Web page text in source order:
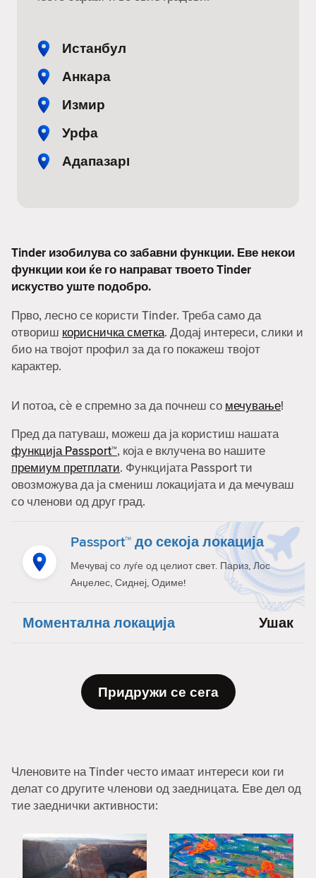
Истанбул
Анкара
Измир
Урфа
Адапазарı
Tinder изобилува со забавни функции. Еве некои
функции кои ќе го направат твоето Tinder
искуство уште подобро.
Прво, лесно се користи Tinder. Треба само да
отвориш корисничка сметка. Додај интереси, слики и
био на твојот профил за да го покажеш твојот
карактер.
И потоа, сè е спремно за да почнеш со мечување!
Пред да патуваш, можеш да ја користиш нашата
функција Passport™, која е вклучена во нашите
премиум претплати. Функцијата Passport ти
овозможува да ја смениш локацијата и да мечуваш
со членови од друг град.
Passport™ до секоја локација
Мечувај со луѓе од целиот свет. Париз, Лос
Анџелес, Сиднеј, Одиме!
Моментална локација Ушак
Придружи се сега
Членовите на Tinder често имаат интереси кои ги
делат со другите членови од заедницата. Еве дел од
тие заеднички активности: